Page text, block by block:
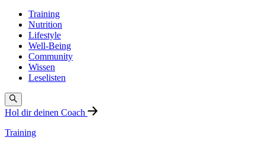
Training
Nutrition
Lifestyle
Well-Being
Community
Wissen
Leselisten
Hol dir deinen Coach
Training